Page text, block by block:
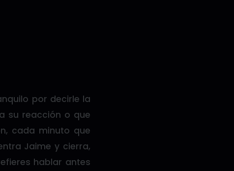
por decirle la
su reacción o que
cada minuto que
Jaime y cierra,
hablar antes